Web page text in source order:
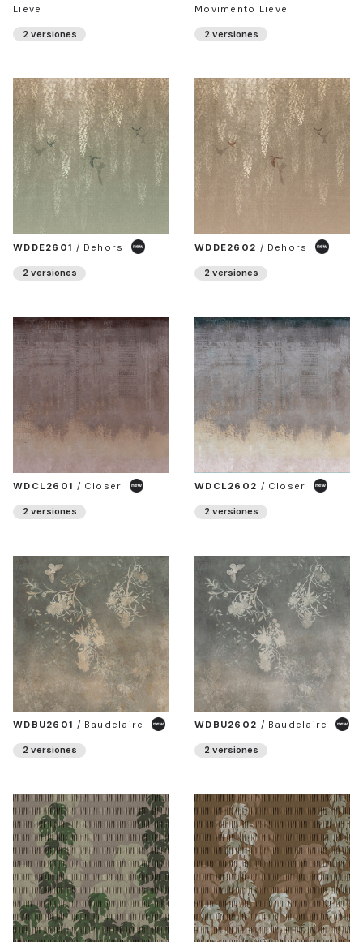
Lieve
2 versiones
Movimento Lieve
2 versiones
WDDE2601 / Dehors
2 versiones
WDDE2602 / Dehors
2 versiones
WDCL2601 / Closer
2 versiones
WDCL2602 / Closer
2 versiones
WDBU2601 / Baudelaire
2 versiones
WDBU2602 / Baudelaire
2 versiones